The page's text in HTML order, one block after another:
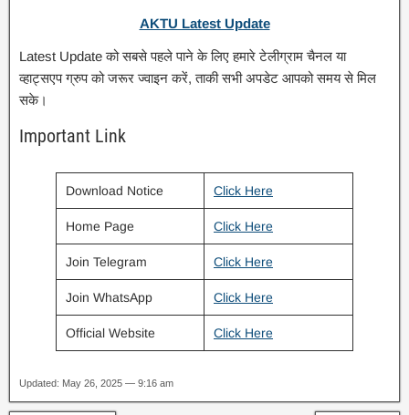
AKTU Latest Update
Latest Update को सबसे पहले पाने के लिए हमारे टेलीग्राम चैनल या
व्हाट्सएप ग्रुप को जरूर ज्वाइन करें, ताकी सभी अपडेट आपको समय से मिल
सके।
Important Link
Download Notice Click Here
Home Page Click Here
Join Telegram Click Here
Join WhatsApp Click Here
Official Website Click Here
Updated: May 26, 2025 — 9:16 am